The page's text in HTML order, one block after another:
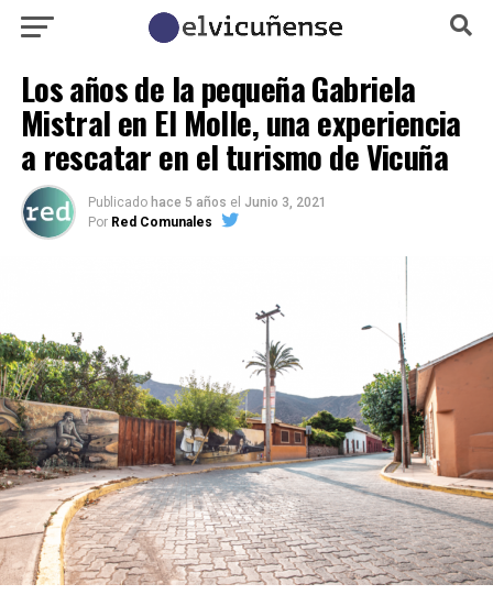
Los años de la pequeña Gabriela
Mistral en El Molle, una experiencia
a rescatar en el turismo de Vicuña
Publicado hace 5 años el Junio 3, 2021
Por Red Comunales